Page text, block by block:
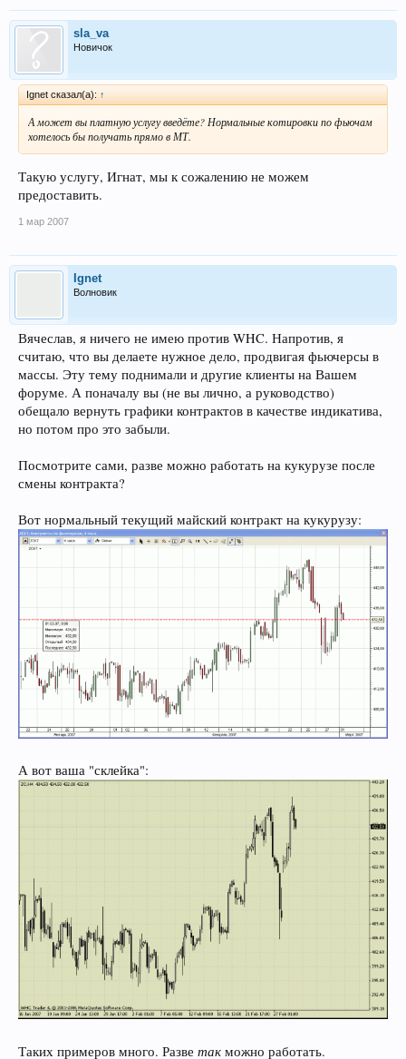
sla_va
Новичок
Ignet сказал(а): ↑
А может вы платную услугу введёте? Нормальные котировки по фьючам
хотелось бы получать прямо в МТ.
Такую услугу, Игнат, мы к сожалению не можем
предоставить.
1 мар 2007
Ignet
Волновик
Вячеслав, я ничего не имею против WHC. Напротив, я
считаю, что вы делаете нужное дело, продвигая фьючерсы в
массы. Эту тему поднимали и другие клиенты на Вашем
форуме. А поначалу вы (не вы лично, а руководство)
обещало вернуть графики контрактов в качестве индикатива,
но потом про это забыли.
Посмотрите сами, разве можно работать на кукурузе после
смены контракта?
Вот нормальный текущий майский контракт на кукурузу:
А вот ваша "склейка":
Таких примеров много. Разве так можно работать.